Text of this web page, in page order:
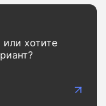
хотите